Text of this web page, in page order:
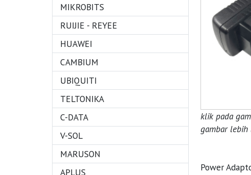
MIKROBITS
RUIJIE - REYEE
HUAWEI
CAMBIUM
UBIQUITI
TELTONIKA
C-DATA
V-SOL
MARUSON
APLUS
klik pada
gambar lebih
Power